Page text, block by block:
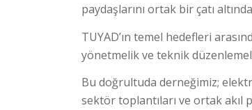
paydaşlarını ortak bir çatı
TUYAD’ın temel hedefleri
yönetmelik ve teknik
Bu doğrultuda derneğimiz;
sektör toplantıları ve ortak